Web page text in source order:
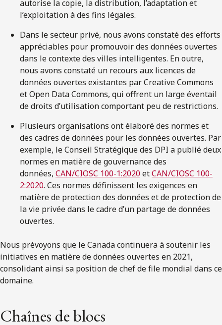
autorise la copie, la distribution, l’adaptation et
l’exploitation à des fins légales.
Dans le secteur privé, nous avons constaté des efforts
appréciables pour promouvoir des données ouvertes
dans le contexte des villes intelligentes. En outre,
nous avons constaté un recours aux licences de
données ouvertes existantes par Creative Commons
et Open Data Commons, qui offrent un large éventail
de droits d’utilisation comportant peu de restrictions.
Plusieurs organisations ont élaboré des normes et
des cadres de données pour les données ouvertes. Par
exemple, le Conseil Stratégique des DPI a publié deux
normes en matière de gouvernance des
données, CAN/CIOSC 100-1:2020etCAN/CIOSC 100-
2:2020. Ces normes définissent les exigences en
matière de protection des données et de protection de
la vie privée dans le cadre d’un partage de données
ouvertes.
Nous prévoyons que le Canada continuera à soutenir les
initiatives en matière de données ouvertes en 2021,
consolidant ainsi sa position de chef de file mondial dans ce
domaine.
Chaînes de blocs